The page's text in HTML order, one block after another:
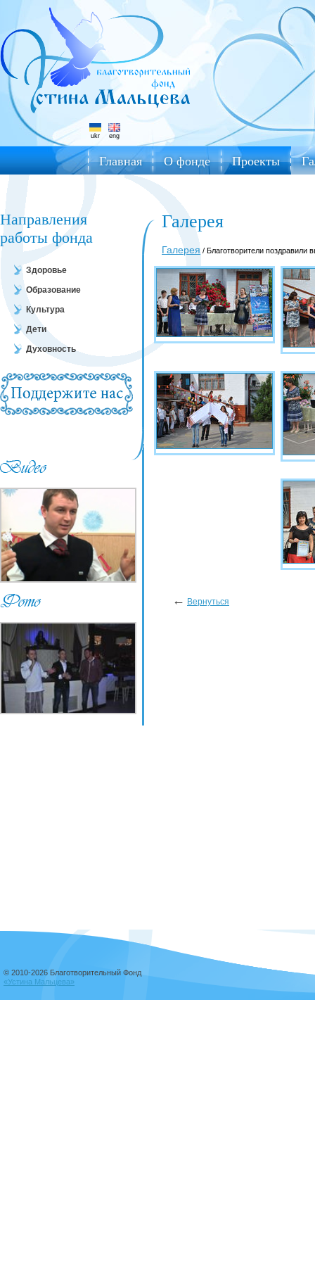
ukr eng
Главная О фонде Проекты
Направления
работы фонда
Здоровье
Образование
Культура
Дети
Духовность
Галерея
Галерея / Благотворители поздравили
← Вернуться
© 2010-2026 Благотворительный Фонд
«Устина Мальцева»